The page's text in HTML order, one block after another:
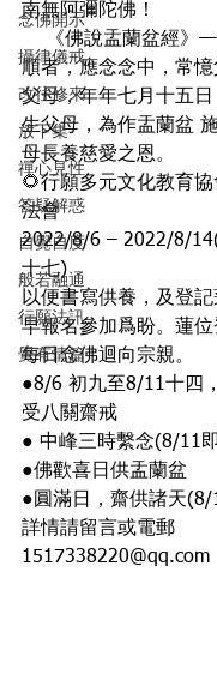
念佛開示
攝律儀戒
改往修來
放下集
禪心見性
答疑解惑
自覺自度
般若融通
行願法訊
覺有情篇
南無阿彌陀佛！
《佛說盂蘭盆經》
順者，應念念中，常
父母，年年七月十五
生父母，為作盂蘭盆
母長養慈愛之恩。
🌻行願多元文化教育
法會
​2022/8/6 – 2022/8/
十七)
以便書寫供養，及登
早報名參加爲盼。蓮
每日念佛迴向宗親。
●8/6 初九至8/11十四
受八關齋戒
● 中峰三時繫念(8/11
●佛歡喜日供盂蘭盆
●圓滿日，齋供諸天
詳情請留言或電郵
1517338220@qq.com